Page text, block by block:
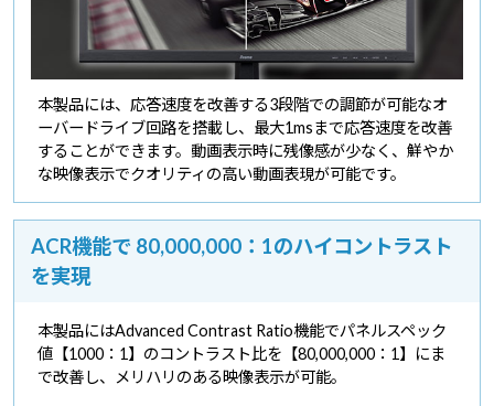
本製品には、応答速度を改善する3段階での調節が可能なオ
ーバードライブ回路を搭載し、最大1msまで応答速度を改善
することができます。動画表示時に残像感が少なく、鮮やか
な映像表示でクオリティの高い動画表現が可能です。
ACR機能で 80,000,000：1のハイコントラスト
を実現
本製品にはAdvanced Contrast Ratio機能でパネルスペック
値【1000：1】のコントラスト比を【80,000,000：1】にま
で改善し、メリハリのある映像表示が可能。